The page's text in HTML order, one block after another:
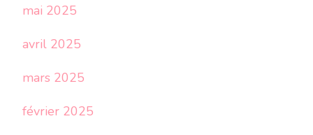
mai 2025
avril 2025
mars 2025
février 2025